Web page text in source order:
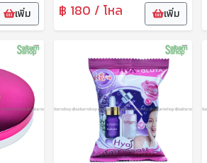
เพิ่ม ฿ 180 / โหล เพิ่ม